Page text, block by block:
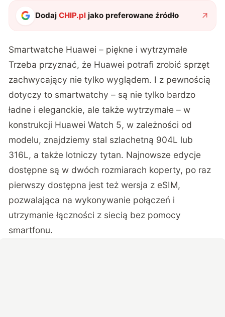
DodajCHIP.pl jako preferowane źródło
Smartwatche Huawei – piękne i wytrzymałe
Trzeba przyznać, że Huawei potrafi zrobić sprzęt
zachwycający nie tylko wyglądem. I z pewnością
dotyczy to smartwatchy – są nie tylko bardzo
ładne i eleganckie, ale także wytrzymałe – w
konstrukcji Huawei Watch 5, w zależności od
modelu, znajdziemy stal szlachetną 904L lub
316L, a także lotniczy tytan. Najnowsze edycje
dostępne są w dwóch rozmiarach koperty, po raz
pierwszy dostępna jest też wersja z eSIM,
pozwalająca na wykonywanie połączeń i
utrzymanie łączności z siecią bez pomocy
smartfonu.